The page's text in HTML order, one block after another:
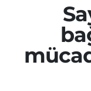
Manşet
Süper Lig
Tüm
Son